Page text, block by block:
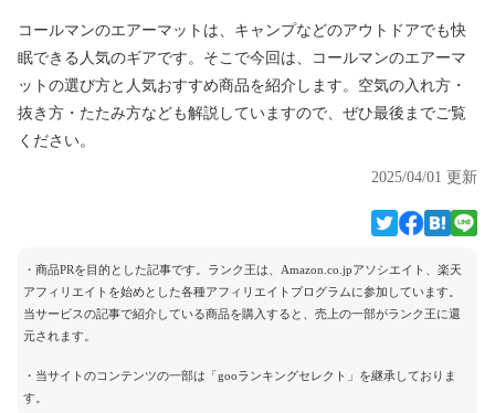
コールマンのエアーマットは、キャンプなどのアウトドアでも快
眠できる人気のギアです。そこで今回は、コールマンのエアーマ
ットの選び方と人気おすすめ商品を紹介します。空気の入れ方・
抜き方・たたみ方なども解説していますので、ぜひ最後までご覧
ください。
2025/04/01 更新
・商品PRを目的とした記事です。ランク王は、Amazon.co.jpアソシエイト、楽天
アフィリエイトを始めとした各種アフィリエイトプログラムに参加しています。
当サービスの記事で紹介している商品を購入すると、売上の一部がランク王に還
元されます。
・当サイトのコンテンツの一部は「gooランキングセレクト」を継承しておりま
す。